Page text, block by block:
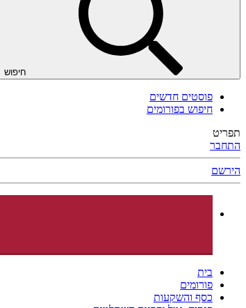
חיפוש
פוסטים חדשים
חיפוש בפורומים
תפריט
התחבר
הירשם
בית
פורומים
כסף והשקעות